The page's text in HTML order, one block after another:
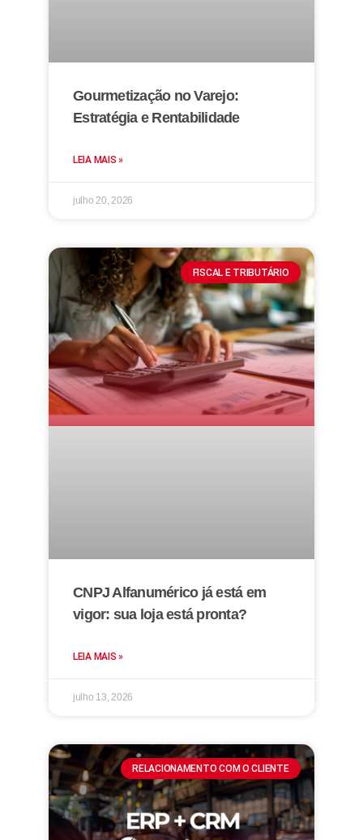
Gourmetização no Varejo:
Estratégia e Rentabilidade
LEIA MAIS »
julho 20, 2026
FISCAL E TRIBUTÁRIO
CNPJ Alfanumérico já está em
vigor: sua loja está pronta?
LEIA MAIS »
julho 13, 2026
RELACIONAMENTO COM O CLIENTE